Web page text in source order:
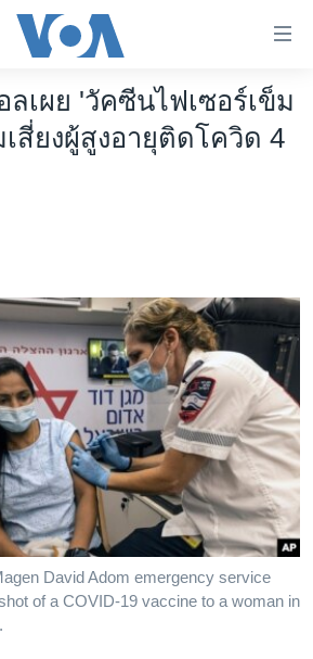
ลเผย 'วัคซีนไฟเซอร์เข็ม
สี่ยงผู้สูงอายุติดโควิด 4
David Adom emergency service
of a COVID-19 vaccine to a woman in